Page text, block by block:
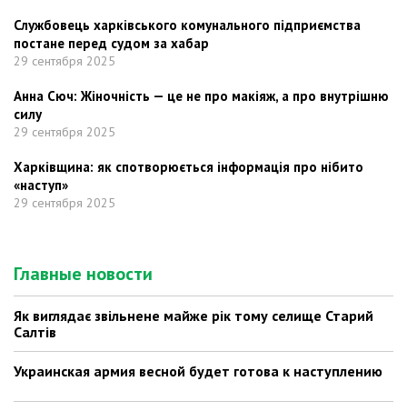
Службовець харківського комунального підприємства
постане перед судом за хабар
29 сентября 2025
Анна Сюч: Жіночність — це не про макіяж, а про внутрішню
силу
29 сентября 2025
Харківщина: як спотворюється інформація про нібито
«наступ»
29 сентября 2025
Главные новости
Як виглядає звільнене майже рік тому селище Старий
Салтів
Украинская армия весной будет готова к наступлению